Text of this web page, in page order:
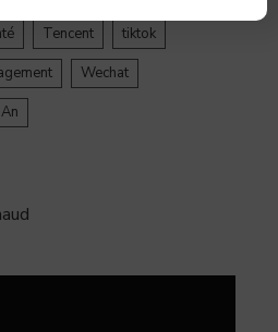
Tencent
tiktok
Wechat